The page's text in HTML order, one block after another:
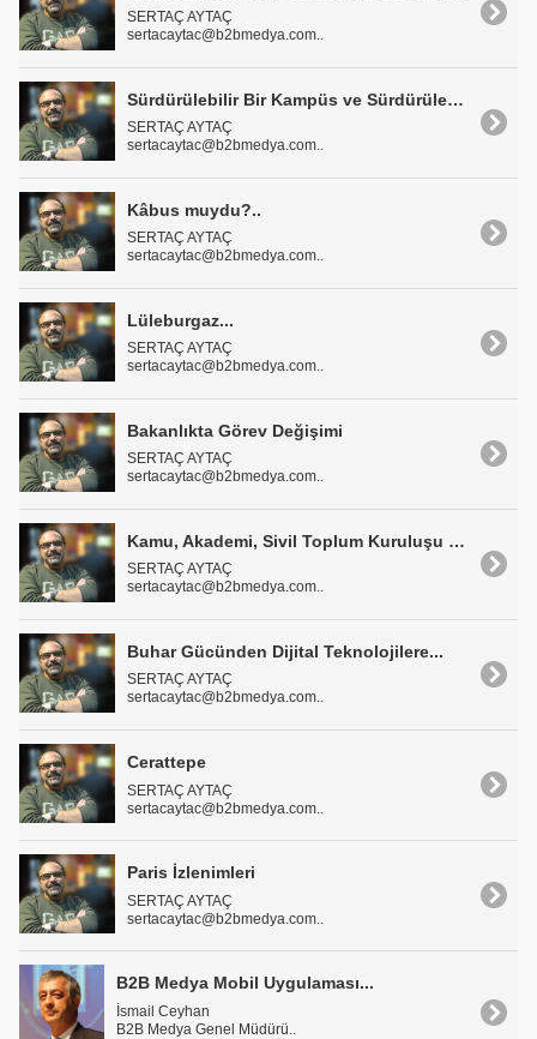
SERTAÇ AYTAÇ
sertacaytac@b2bmedya.com..
Sürdürülebilir Bir Kampüs ve Sürdürülebilir Bir Atıksu Arıtma Tesisi
SERTAÇ AYTAÇ
sertacaytac@b2bmedya.com..
Kâbus muydu?..
SERTAÇ AYTAÇ
sertacaytac@b2bmedya.com..
Lüleburgaz...
SERTAÇ AYTAÇ
sertacaytac@b2bmedya.com..
Bakanlıkta Görev Değişimi
SERTAÇ AYTAÇ
sertacaytac@b2bmedya.com..
Kamu, Akademi, Sivil Toplum Kuruluşu ve Özel Sektör...
SERTAÇ AYTAÇ
sertacaytac@b2bmedya.com..
Buhar Gücünden Dijital Teknolojilere...
SERTAÇ AYTAÇ
sertacaytac@b2bmedya.com..
Cerattepe
SERTAÇ AYTAÇ
sertacaytac@b2bmedya.com..
Paris İzlenimleri
SERTAÇ AYTAÇ
sertacaytac@b2bmedya.com..
B2B Medya Mobil Uygulaması...
İsmail Ceyhan
B2B Medya Genel Müdürü..